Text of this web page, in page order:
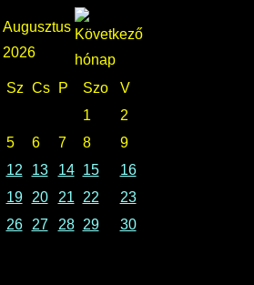
Augusztus
2026
Sz Cs P Szo
V
1
2
5 6 7 8
9
12 13 14 15
16
19 20 21 22
23
26 27 28 29
30